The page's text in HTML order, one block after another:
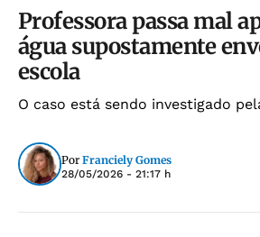
Professora passa mal
água supostamente
escola
O caso está sendo investigado
Por Franciely Gomes
28/05/2026 - 21:17 h